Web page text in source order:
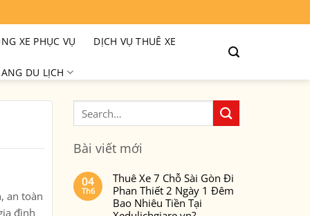
XE PHỤC VỤ DỊCH VỤ THUÊ XE
DU LỊCH
an toàn
đình
Bài viết mới
04
Th6
Thuê Xe 7 Chỗ Sài Gòn Đi
Phan Thiết 2 Ngày 1 Đêm
Bao Nhiêu Tiền Tại